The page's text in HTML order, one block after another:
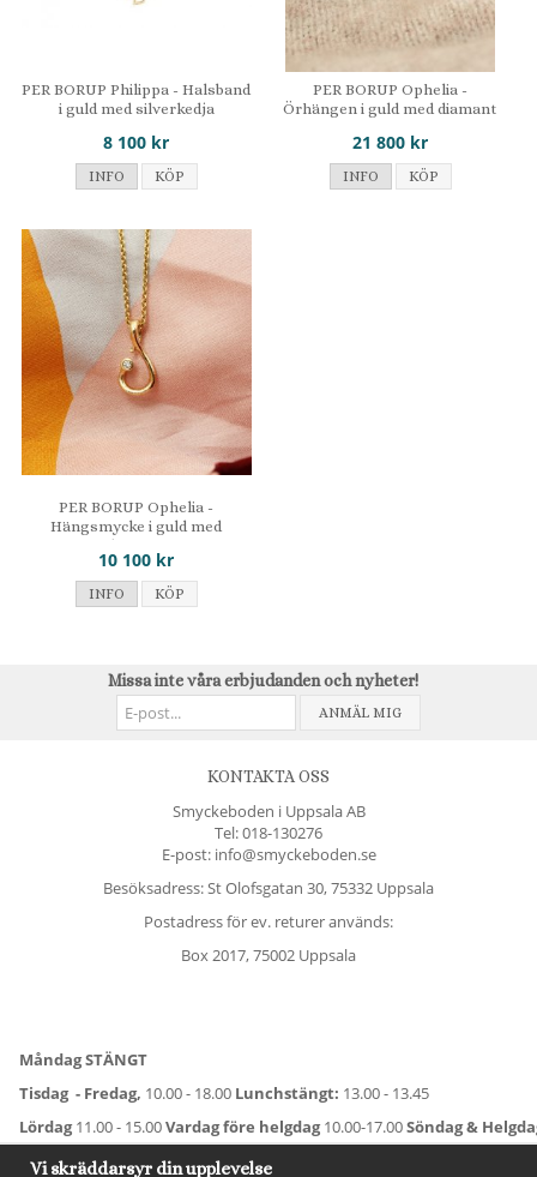
PER BORUP Philippa - Halsband
i guld med silverkedja
8 100 kr
INFO KÖP
PER BORUP Ophelia -
Örhängen i guld med diamant
21 800 kr
INFO KÖP
PER BORUP Ophelia -
Hängsmycke i guld med
diamant
10 100 kr
INFO KÖP
Missa inte våra erbjudanden och nyheter!
ANMÄL MIG
KONTAKTA OSS
Smyckeboden i Uppsala AB
Tel:018-130276
E-post: info@smyckeboden.se
Besöksadress: St Olofsgatan 30, 75332 Uppsala
Postadress för ev. returer används:
Box 2017, 75002 Uppsala
Måndag STÄNGT
Tisdag - Fredag, 10.00 - 18.00 Lunchstängt: 13.00 - 13.45
Lördag11.00 - 15.00Vardag före helgdag10.00-17.00Söndag &
För avvikande öppettider:Titta här
Vi skräddarsyr din upplevelse